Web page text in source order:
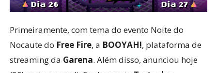
Primeiramente, com tema do evento Noite do
Nocaute do Free Fire, a BOOYAH!, plataforma de
streaming da Garena. Além disso, anunciou hoje